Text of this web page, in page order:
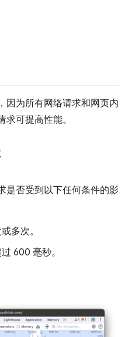
因为所有网络请求和网页内
可提高性能。
是否受到以下任何条件的影
多次。
600 毫秒。